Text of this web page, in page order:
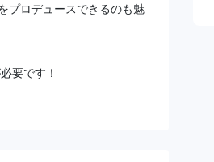
プロデュースできるのも魅
要です！